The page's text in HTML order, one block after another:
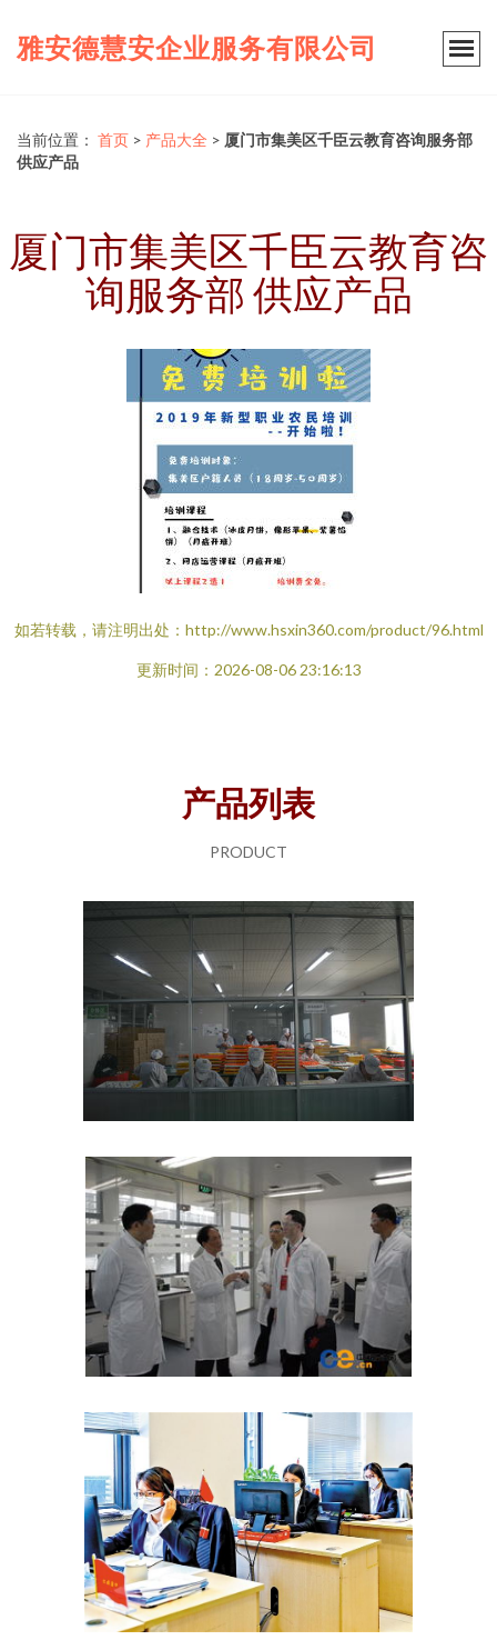
雅安德慧安企业服务有限公司
当前位置： 首页 > 产品大全 > 厦门市集美区千臣云教育咨询服务部
供应产品
厦门市集美区千臣云教育咨
询服务部 供应产品
如若转载，请注明出处：http://www.hsxin360.com/product/96.html
更新时间：2026-08-06 23:16:13
产品列表
PRODUCT